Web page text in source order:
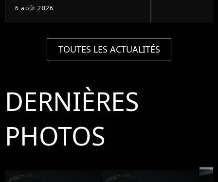
6 août 2026
TOUTES LES ACTUALITÉS
DERNIÈRES
PHOTOS